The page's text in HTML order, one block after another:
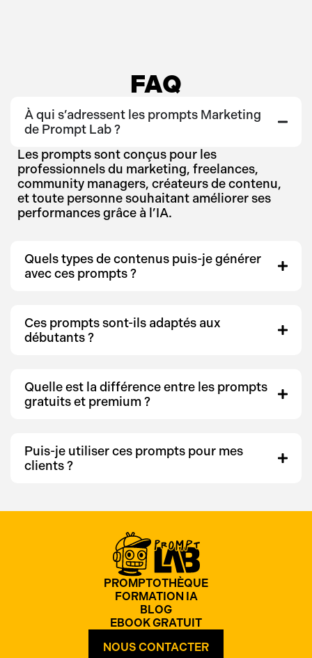
FAQ
À qui s’adressent les prompts Marketing
de Prompt Lab ?
Les prompts sont conçus pour les
professionnels du marketing, freelances,
community managers, créateurs de contenu,
et toute personne souhaitant améliorer ses
performances grâce à l’IA.
Quels types de contenus puis-je générer
avec ces prompts ?
Ces prompts sont-ils adaptés aux
débutants ?
Quelle est la différence entre les prompts
gratuits et premium ?
Puis-je utiliser ces prompts pour mes
clients ?
PROMPTOTHÈQUE
FORMATION IA
BLOG
EBOOK GRATUIT
NOUS CONTACTER